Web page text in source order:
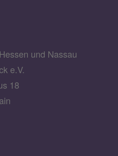
und Nassau
e.V.
18